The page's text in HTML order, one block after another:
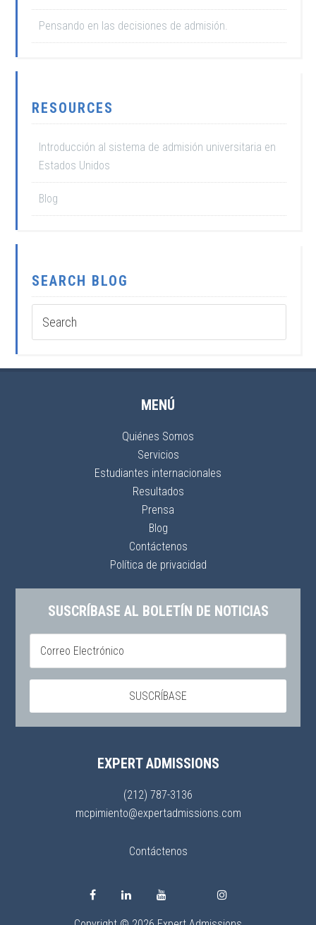
Pensando en las decisiones de admisión.
RESOURCES
Introducción al sistema de admisión universitaria en
Estados Unidos
Blog
SEARCH BLOG
MENÚ
Quiénes Somos
Servicios
Estudiantes internacionales
Resultados
Prensa
Blog
Contáctenos
Política de privacidad
SUSCRÍBASE AL BOLETÍN DE NOTICIAS
EXPERT ADMISSIONS
(212) 787-3136
mcpimiento@expertadmissions.com
Contáctenos